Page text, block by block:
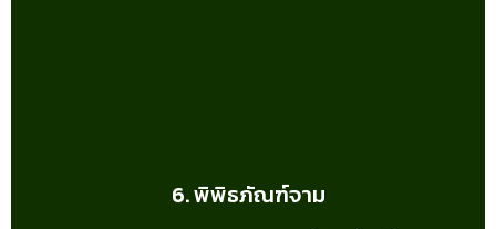
6. พิพิธภัณฑ์จาม